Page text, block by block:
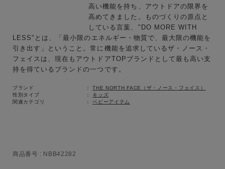
サイズ
ブランド
高い機能を持ち、アウトドアの限界を
高めてきました。ものづくりの原点と
している言葉、"DO MORE WITH
LESS"とは、「最小限のエネルギー・物質で、最大限の機能を
引き出す」ということ。常に機能を追求しているザ・ノース・
フェイスは、現在もアウトドアTOPブランドとして最も高い支
持を得ているブランドの一つです。
ブランド
THE NORTH FACE（ザ・ノース・フェイス）
性別タイプ
キッズ
関連カテゴリ
ベビーアイテム
商品番号 NBB42282